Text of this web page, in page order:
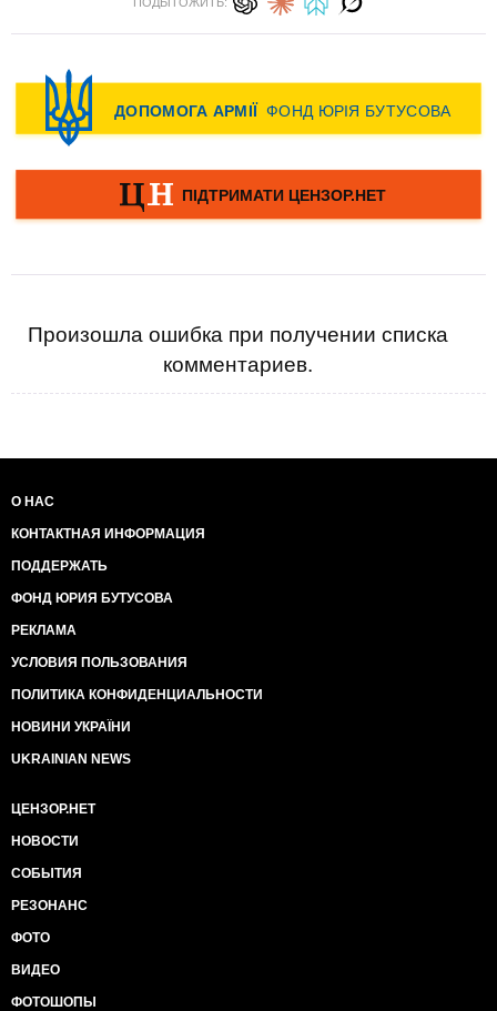
Произошла ошибка при получении списка
комментариев.
О НАС
КОНТАКТНАЯ ИНФОРМАЦИЯ
ПОДДЕРЖАТЬ
ФОНД ЮРИЯ БУТУСОВА
РЕКЛАМА
УСЛОВИЯ ПОЛЬЗОВАНИЯ
ПОЛИТИКА КОНФИДЕНЦИАЛЬНОСТИ
НОВИНИ УКРАЇНИ
UKRAINIAN NEWS
ЦЕНЗОР.НЕТ
НОВОСТИ
СОБЫТИЯ
РЕЗОНАНС
ФОТО
ВИДЕО
ФОТОШОПЫ